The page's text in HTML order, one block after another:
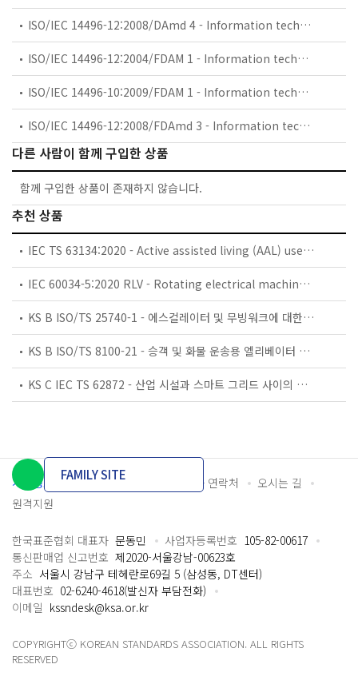
ISO/IEC 14496-12:2008/DAmd 4 - Information technology — Coding of audio-visual objects — Part 12: ISO base media file format — Amendment 4: Various enhancements including support for large metadata
ISO/IEC 14496-12:2004/FDAM 1 - Information technology — Coding of audio-visual objects — Part 12: ISO base media file format — Amendment 1: File format extensions and guidelines
ISO/IEC 14496-10:2009/FDAM 1 - Information technology — Coding of audio-visual objects — Part 10: Advanced Video Coding — Amendment 1: Constrained baseline profile, stereo high profile and frame packing arrangement SEI message
ISO/IEC 14496-12:2008/FDAmd 3 - Information technology — Coding of audio-visual objects — Part 12: ISO base media file format — Amendment 3: DASH support and RTP reception hint track processing
다른 사람이 함께 구입한 상품
함께 구입한 상품이 존재하지 않습니다.
추천 상품
IEC TS 63134:2020 - Active assisted living (AAL) use cases
IEC 60034-5:2020 RLV - Rotating electrical machines - Part 5: Degrees of protection provided by the integral design of rotating electrical machines (IP code) - Classification
KS B ISO/TS 25740-1 - 에스컬레이터 및 무빙워크에 대한 안전요건 — 제1부: 세계공통 필수 안전요건(GESRs)
KS B ISO/TS 8100-21 - 승객 및 화물 운송용 엘리베이터 —제21부: 세계공통 필수안전요건(GESRs)을 충족하는 세계공통 안전 파라미터(GSPs)
KS C IEC TS 62872 - 산업 시설과 스마트 그리드 사이의 산업 공정 측정, 제어 및 자동화 시스템 인터페이스
개인정보처리방침 이용약관 담당자 연락처
오시는 길
원격지원
FAMILY SITE
한국표준협회 대표자 문동민 사업자등록번호 105-82-00617
통신판매업 신고번호 제2020-서울강남-00623호
주소 서울시 강남구 테헤란로69길 5 (삼성동, DT센터)
대표번호 02-6240-4618(발신자 부담전화)
이메일 kssndesk@ksa.or.kr
COPYRIGHTⓒ KOREAN STANDARDS ASSOCIATION. ALL RIGHTS
RESERVED